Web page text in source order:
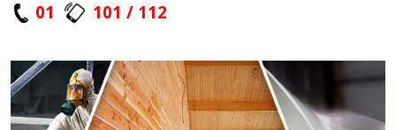
01 101 / 112